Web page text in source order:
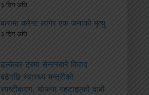
३ दिन अघि
बारामा करेन्ट लागेर एक जनाको मृत्यु
३ दिन अघि
ढल्केबर ट्रमा सेन्टरबारे विवाद
बढेपछि स्वास्थ्य मन्त्रीको
स्पष्टीकरण, योजना नहटाइएको दाबी